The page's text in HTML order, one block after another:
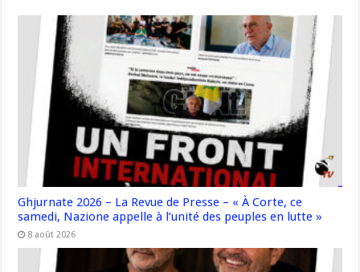
Ghjurnate 2026 – La Revue de Presse – « À Corte, ce
samedi, Nazione appelle à l’unité des peuples en lutte »
8 août 2026